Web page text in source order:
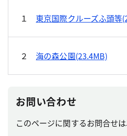
１ 東京国際クルーズふ頭等
２海の森公園(23.4MB)
お問い合わせ
このページに関するお問合せ